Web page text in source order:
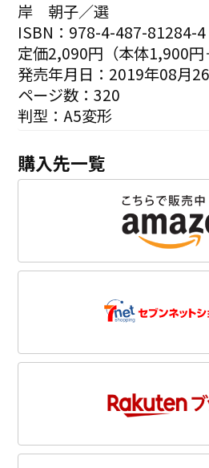
岸 朝子／選
ISBN：978-4-487-81284-4
定価2,090円（本体1,900円
発売年月日：2019年08月
ページ数：320
判型：A5変形
購入先一覧